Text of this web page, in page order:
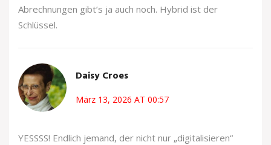
Abrechnungen gibt’s ja auch noch. Hybrid ist der
Schlüssel.
Daisy Croes
März 13, 2026 AT 00:57
YESSSS! Endlich jemand, der nicht nur „digitalisieren“